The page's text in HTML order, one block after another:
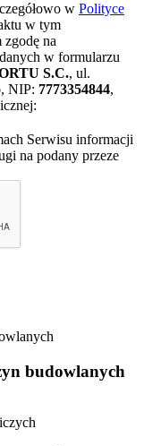
w Polityce
w tym
zgodę na
w formularzu
S.C., ul.
, NIP: 7773354844,
Serwisu informacji
na podany przeze
budowlanych